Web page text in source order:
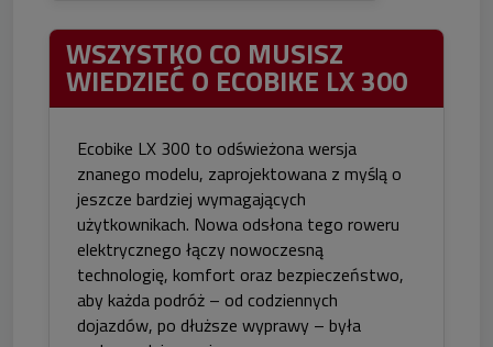
WSZYSTKO CO MUSISZ
WIEDZIEĆ O ECOBIKE LX 300
Ecobike LX 300 to odświeżona wersja
znanego modelu, zaprojektowana z myślą o
jeszcze bardziej wymagających
użytkownikach. Nowa odsłona tego roweru
elektrycznego łączy nowoczesną
technologię, komfort oraz bezpieczeństwo,
aby każda podróż – od codziennych
dojazdów, po dłuższe wyprawy – była